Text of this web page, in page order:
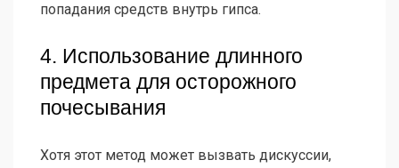
попадания средств внутрь гипса.
4. Использование длинного
предмета для осторожного
почесывания
Хотя этот метод может вызвать дискуссии,